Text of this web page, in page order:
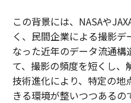
この背景には、NASAや
く、民間企業による撮影
なった近年のデータ流通構
て、撮影の頻度を短くし、
技術進化により、特定の地
きる環境が整いつつあるの